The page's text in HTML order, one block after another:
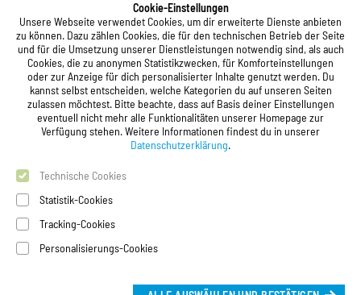
Cookie-Einstellungen
Unsere Webseite verwendet Cookies, um dir erweiterte Dienste anbieten
zu können. Dazu zählen Cookies, die für den technischen Betrieb der Seite
und für die Umsetzung unserer Dienstleistungen notwendig sind, als auch
Cookies, die zu anonymen Statistikzwecken, für Komforteinstellungen
oder zur Anzeige für dich personalisierter Inhalte genutzt werden. Du
kannst selbst entscheiden, welche Kategorien du auf unseren Seiten
zulassen möchtest. Bitte beachte, dass auf Basis deiner Einstellungen
eventuell nicht mehr alle Funktionalitäten unserer Homepage zur
Verfügung stehen. Weitere Informationen findest du in unserer
Datenschutzerklärung.
Technische Cookies
Statistik-Cookies
Tracking-Cookies
Personalisierungs-Cookies
Registrierung
Studierendenwerk Vorderpfalz
Studierendenwerk Vorderpfalz
Anstalt des öffentlichen Rechts
Xylanderstraße 17
76829 Landau in der Pfalz
Telefon:+49 6341 9179 0
Telefax: +49 6341 9179 16
E-Mail:
info@stw-vp.de
Folgt uns auf